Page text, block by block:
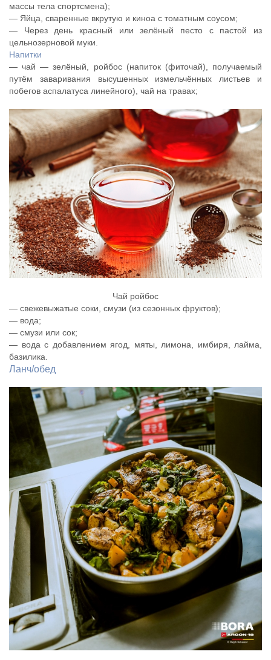
массы тела спортсмена);
— Яйца, сваренные вкрутую и киноа с томатным соусом;
— Через день красный или зелёный песто с пастой из
цельнозерновой муки.
Напитки
— чай — зелёный, ройбос (напиток (фиточай), получаемый
путём заваривания высушенных измельчённых листьев и
побегов аспалатуса линейного), чай на травах;
Чай ройбос
— свежевыжатые соки, смузи (из сезонных фруктов);
— вода;
— смузи или сок;
— вода с добавлением ягод, мяты, лимона, имбиря, лайма,
базилика.
Ланч/обед